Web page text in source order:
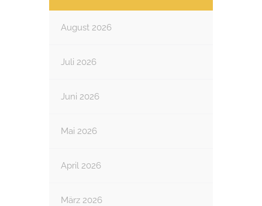
August 2026
Juli 2026
Juni 2026
Mai 2026
April 2026
März 2026